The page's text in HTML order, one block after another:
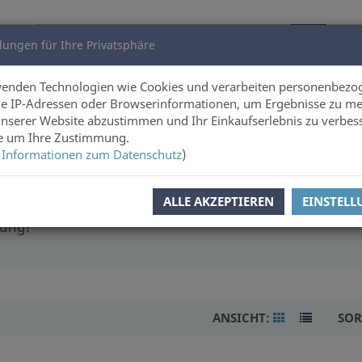
für Ihre Privatsphäre
Technologien wie Cookies und verarbeiten
IP-Adressen oder Browserinformationen, um Ergebnisse zu
Website abzustimmen und Ihr Einkaufserlebnis zu
um Ihre Zustimmung.
zum Datenschutz)
ALLE AKZEPTIEREN
Über uns
Erlebnissen anderer Menschen zu lauschen.
ANSICHT: